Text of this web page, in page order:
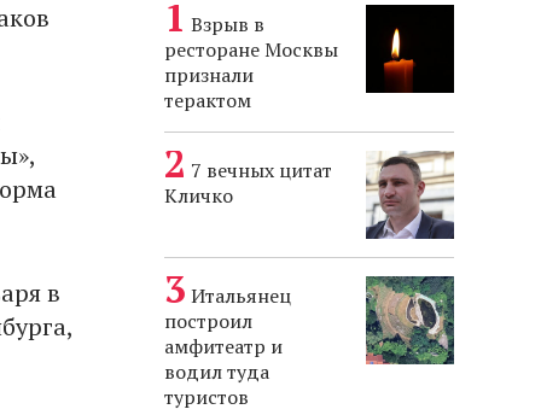
в
Взрыв в
ресторане Москвы
признали
терактом
7 вечных цитат
Кличко
Итальянец
построил
амфитеатр и
водил туда
туристов